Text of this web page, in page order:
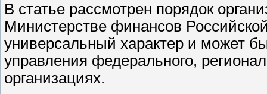
В статье рассмотрен порядок
Министерстве финансов
универсальный характер и может
управления федерального,
организациях.